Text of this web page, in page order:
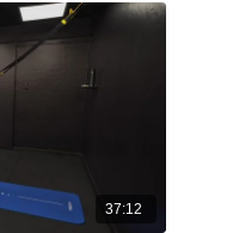
37:12